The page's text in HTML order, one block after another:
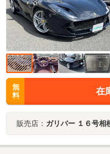
無
料
在
販売店： ガリバー １６号相